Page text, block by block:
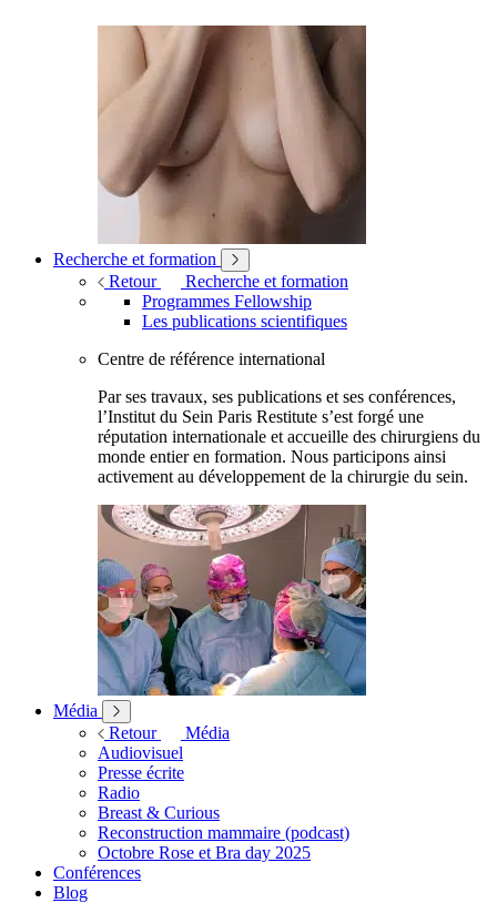
Recherche et formation
Retour
Recherche et formation
Programmes Fellowship
Les publications scientifiques
Centre de référence international
Par ses travaux, ses publications et ses conférences,
l’Institut du Sein Paris Restitute s’est forgé une
réputation internationale et accueille des chirurgiens du
monde entier en formation. Nous participons ainsi
activement au développement de la chirurgie du sein.
Média
Retour
Média
Audiovisuel
Presse écrite
Radio
Breast & Curious
Reconstruction mammaire (podcast)
Octobre Rose et Bra day 2025
Conférences
Blog